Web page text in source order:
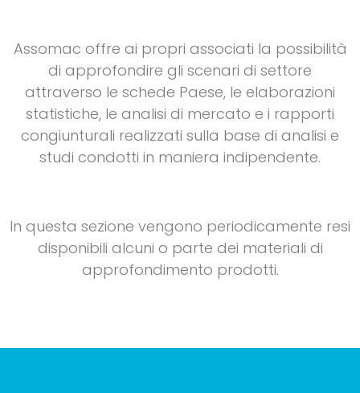
Assomac offre ai propri associati la possibilità
di approfondire gli scenari di settore
attraverso le schede Paese, le elaborazioni
statistiche, le analisi di mercato e i rapporti
congiunturali realizzati sulla base di analisi e
studi condotti in maniera indipendente.
In questa sezione vengono periodicamente resi
disponibili alcuni o parte dei materiali di
approfondimento prodotti.